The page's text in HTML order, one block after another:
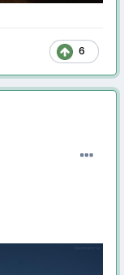
6